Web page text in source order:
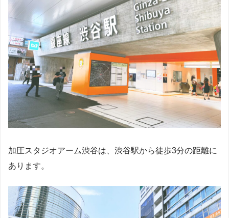
加圧スタジオアーム渋谷は、渋谷駅から徒歩3分の距離に
あります。